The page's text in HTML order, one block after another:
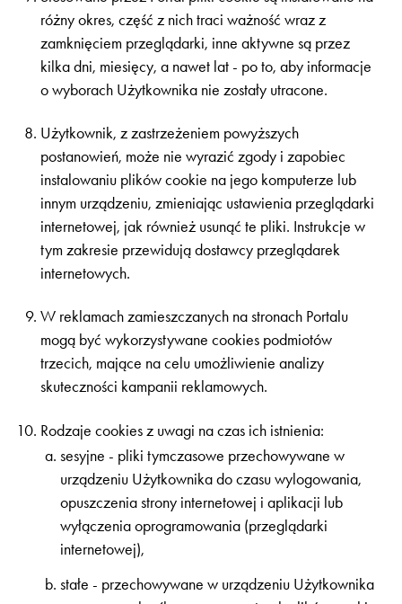
różny okres, część z nich traci ważność wraz z
zamknięciem przeglądarki, inne aktywne są przez
kilka dni, miesięcy, a nawet lat - po to, aby informacje
o wyborach Użytkownika nie zostały utracone.
Użytkownik, z zastrzeżeniem powyższych
postanowień, może nie wyrazić zgody i zapobiec
instalowaniu plików cookie na jego komputerze lub
innym urządzeniu, zmieniając ustawienia przeglądarki
internetowej, jak również usunąć te pliki. Instrukcje w
tym zakresie przewidują dostawcy przeglądarek
internetowych.
W reklamach zamieszczanych na stronach Portalu
mogą być wykorzystywane cookies podmiotów
trzecich, mające na celu umożliwienie analizy
skuteczności kampanii reklamowych.
Rodzaje cookies z uwagi na czas ich istnienia:
sesyjne - pliki tymczasowe przechowywane w
urządzeniu Użytkownika do czasu wylogowania,
opuszczenia strony internetowej i aplikacji lub
wyłączenia oprogramowania (przeglądarki
internetowej),
stałe - przechowywane w urządzeniu Użytkownika